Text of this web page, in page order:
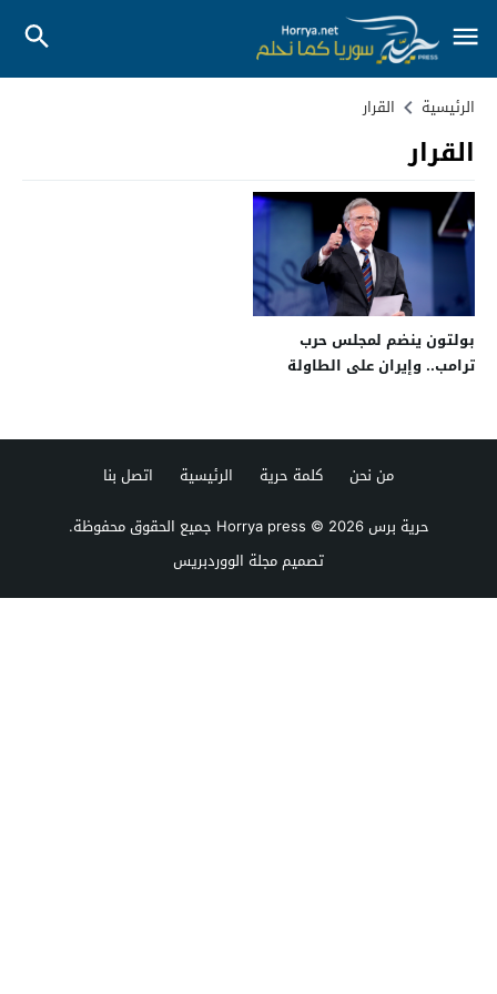
الرئيسية القرار
القرار
بولتون ينضم لمجلس حرب
ترامب.. وإيران على الطاولة
من نحن كلمة حرية الرئيسية
اتصل بنا
حرية برس Horrya press© 2026 جميع الحقوق محفوظة.
تصميممجلة الووردبريس